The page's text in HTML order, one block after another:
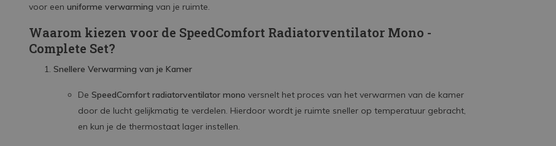
voor een uniforme verwarming van je ruimte.
Waarom kiezen voor de SpeedComfort Radiatorventilator Mono -
Complete Set?
Snellere Verwarming van je Kamer
De SpeedComfort radiatorventilator mono versnelt het proces van het verwarmen van de kamer
door de lucht gelijkmatig te verdelen. Hierdoor wordt je ruimte sneller op temperatuur gebracht,
en kun je de thermostaat lager instellen.